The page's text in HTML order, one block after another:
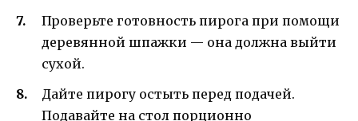
Проверьте готовность пирога при помощи
деревянной шпажки — она должна выйти
сухой.
Дайте пирогу остыть перед подачей.
Подавайте на стол порционно